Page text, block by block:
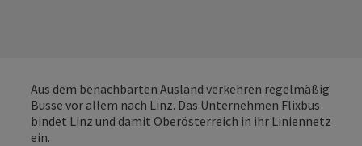
Aus dem benachbarten Ausland verkehren regelmäßig
Busse vor allem nach Linz. Das Unternehmen Flixbus
bindet Linz und damit Oberösterreich in ihr Liniennetz
ein.